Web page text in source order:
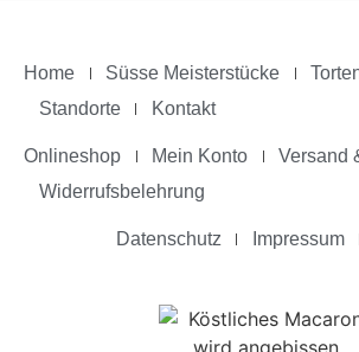
Home Süsse Meisterstücke
Standorte
Kontakt
Onlineshop Mein Konto
Versand
Widerrufsbelehrung
Datenschutz Impressum